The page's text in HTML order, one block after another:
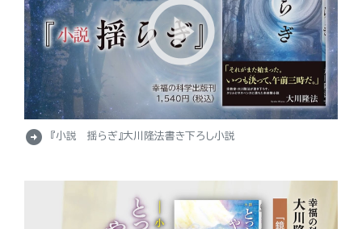
arrow_circle_right 『小説 揺らぎ』大川隆法書き下ろし小説